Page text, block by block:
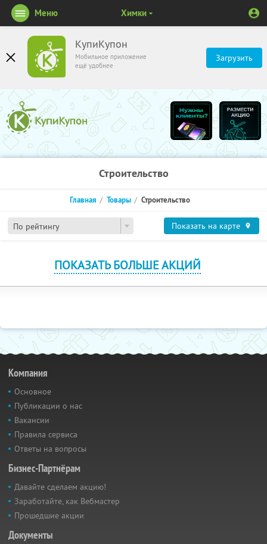
КупиКупон
Мобильное приложение
ещё удобнее
Загрузить
Меню Химки
Строительство
По рейтингу
Главная Товары Строительство
Показать на карте
ПОКАЗАТЬ БОЛЬШЕ АКЦИЙ
Компания
Основное
Публикации о нас
Вакансии
Правила сервиса
Ответы на вопросы
Бизнес-Партнёрам
Давайте сделаем акцию!
Заработайте, как Вебмастер
Прошедшие акции
Документы